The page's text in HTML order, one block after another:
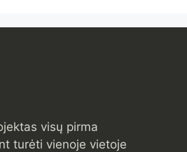
visų pirma
turėti vienoje vietoje